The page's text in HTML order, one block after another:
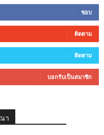
ชอบ
ติดตาม
ติดตาม
บอกรับเป็นสมาชิก
า